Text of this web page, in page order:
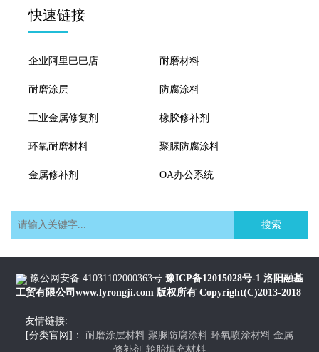
快速链接
企业阿里巴巴店 耐磨材料
耐磨涂层 防腐涂料
工业金属修复剂 橡胶修补剂
环氧耐磨材料 聚脲防腐涂料
金属修补剂 OA办公系统
搜索
豫公网安备 41031102000363号 豫ICP备12015028号-1 洛阳融基
工贸有限公司www.lyrongji.com 版权所有 Copyright(C)2013-2018
友情链接:
[分类官网]： 耐磨涂层材料 聚脲防腐涂料 环氧喷涂材料 金属
修补剂 轮胎填充材料